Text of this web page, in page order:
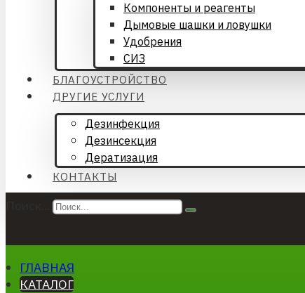
Компоненты и реагенты
Дымовые шашки и ловушки
Удобрения
СИЗ
БЛАГОУСТРОЙСТВО
ДРУГИЕ УСЛУГИ
Дезинфекция
Дезинсекция
Дератизация
КОНТАКТЫ
ГЛАВНАЯ
КАТАЛОГ